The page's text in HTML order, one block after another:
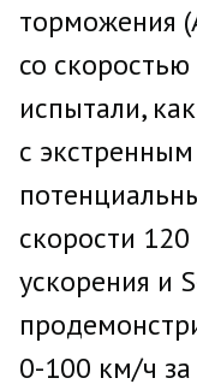
торможения
со
испытали,
с
скорости
ускорения и
0-100 км/ч